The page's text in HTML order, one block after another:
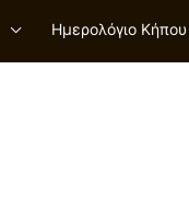
Ημερολόγιο Κήπου